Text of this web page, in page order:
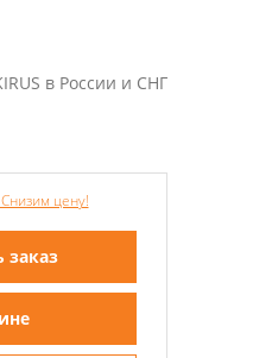
в России и СНГ
цену!